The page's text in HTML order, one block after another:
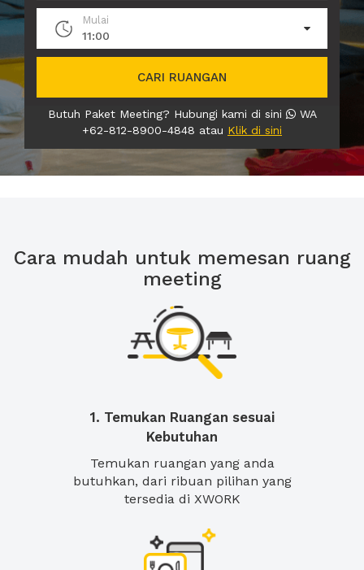
Mulai
11:00
CARI RUANGAN
Butuh Paket Meeting? Hubungi kami di sini
WA
+62-812-8900-4848 atau Klik di sini
Cara mudah untuk memesan ruang
meeting
1. Temukan Ruangan sesuai
Kebutuhan
Temukan ruangan yang anda
butuhkan, dari ribuan pilihan yang
tersedia di XWORK